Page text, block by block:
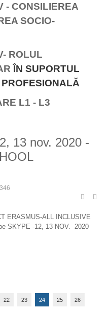
- CONSILIEREA
SOCIO-
ROLUL
ÎN SUPORTUL
L1 - L3
13 nov. 2020 -
ERASMUS-ALL INCLUSIVE
SKYPE -12, 13 NOV. 2020
22 23 24 25 26